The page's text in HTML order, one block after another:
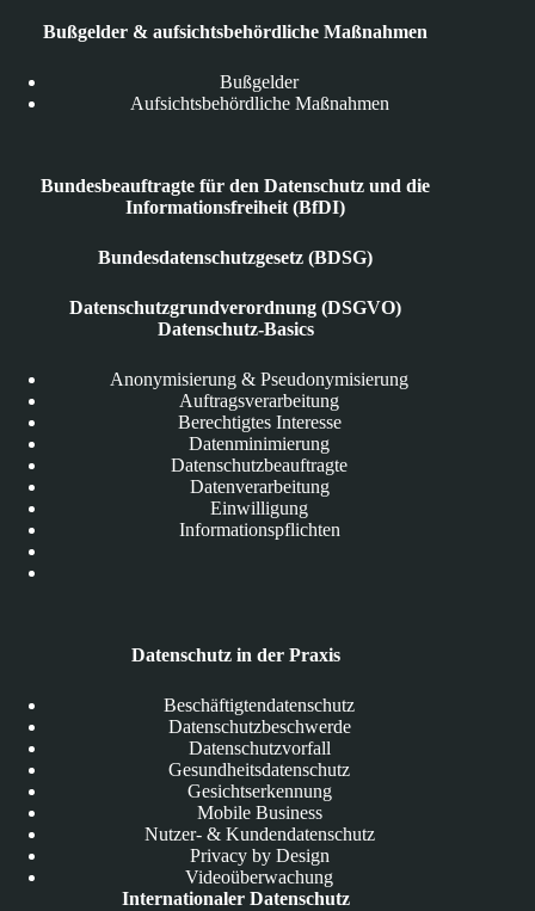
Bußgelder & aufsichtsbehördliche Maßnahmen
Bußgelder
Aufsichtsbehördliche Maßnahmen
Bundesbeauftragte für den Datenschutz und die
Informationsfreiheit (BfDI)
Bundesdatenschutzgesetz (BDSG)
Datenschutzgrundverordnung (DSGVO)
Datenschutz-Basics
Anonymisierung & Pseudonymisierung
Auftragsverarbeitung
Berechtigtes Interesse
Datenminimierung
Datenschutzbeauftragte
Datenverarbeitung
Einwilligung
Informationspflichten
Datenschutz in der Praxis
Beschäftigtendatenschutz
Datenschutzbeschwerde
Datenschutzvorfall
Gesundheitsdatenschutz
Gesichtserkennung
Mobile Business
Nutzer- & Kundendatenschutz
Privacy by Design
Videoüberwachung
Internationaler Datenschutz